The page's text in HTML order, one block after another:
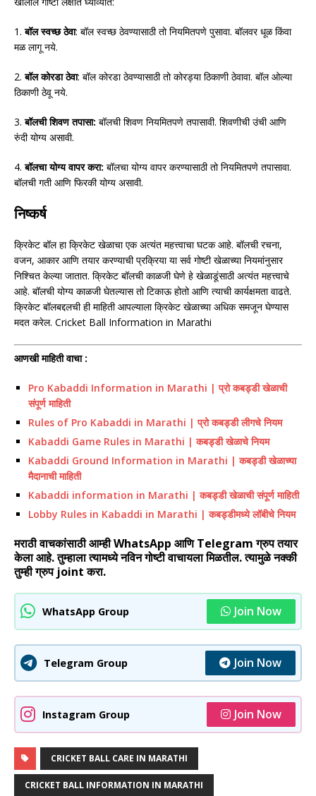
1.बॉल स्वच्छ ठेवा: बॉल स्वच्छ ठेवण्यासाठी तो नियमितपणे पुसावा. बॉलवर धूळ किंवा
मळ लागू नये.
2.बॉल कोरडा ठेवा: बॉल कोरडा ठेवण्यासाठी तो कोरड्या ठिकाणी ठेवावा. बॉल ओल्या
ठिकाणी ठेवू नये.
3. बॉलची शिवण तपासा: बॉलची शिवण नियमितपणे तपासावी. शिवणीची उंची आणि
रुंदी योग्य असावी.
4.बॉलचा योग्य वापर करा: बॉलचा योग्य वापर करण्यासाठी तो नियमितपणे तपासावा.
बॉलची गती आणि फिरकी योग्य असावी.
निष्कर्ष
क्रिकेट बॉल हा क्रिकेट खेळाचा एक अत्यंत महत्त्वाचा घटक आहे. बॉलची रचना,
वजन, आकार आणि तयार करण्याची प्रक्रिया या सर्व गोष्टी खेळाच्या नियमांनुसार
निश्चित केल्या जातात. क्रिकेट बॉलची काळजी घेणे हे खेळाडूंसाठी अत्यंत महत्त्वाचे
आहे. बॉलची योग्य काळजी घेतल्यास तो टिकाऊ होतो आणि त्याची कार्यक्षमता वाढते.
क्रिकेट बॉलबद्दलची ही माहिती आपल्याला क्रिकेट खेळाच्या अधिक समजून घेण्यास
मदत करेल. Cricket Ball Information in Marathi
आणखी माहिती वाचा :
Pro Kabaddi Information in Marathi | प्रो कबड्डी खेळाची
संपूर्ण माहिती
Rules of Pro Kabaddi in Marathi | प्रो कबड्डी लीगचे नियम
Kabaddi Game Rules in Marathi | कबड्डी खेळाचे नियम
Kabaddi Ground Information in Marathi | कबड्डी खेळाच्या
मैदानाची माहिती
Kabaddi information in Marathi | कबड्डी खेळाची संपूर्ण माहिती
Lobby Rules in Kabaddi in Marathi | कबड्डीमध्ये लॉबीचे नियम
मराठी वाचकांसाठी आम्ही WhatsApp आणि Telegram ग्रुप तयार
केला आहे. तुम्हाला त्यामध्ये नविन गोष्टी वाचायला मिळतील. त्यामुळे नक्की
तुम्ही ग्रुप joint करा.
WhatsApp Group Join Now
Telegram Group Join Now
Instagram Group Join Now
CRICKET BALL CARE IN MARATHI
CRICKET BALL INFORMATION IN MARATHI